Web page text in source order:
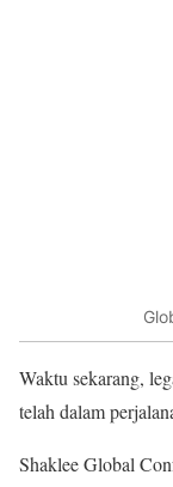
Waktu sekarang,
telah dalam
Shaklee Global